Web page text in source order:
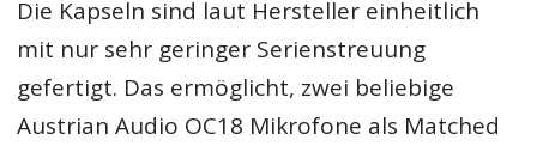
Die Kapseln sind laut Hersteller einheitlich
mit nur sehr geringer Serienstreuung
gefertigt. Das ermöglicht, zwei beliebige
Austrian Audio OC18 Mikrofone als Matched